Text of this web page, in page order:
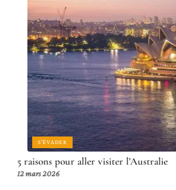
S'ÉVADER
5 raisons pour aller visiter l’Australie
12 mars 2026